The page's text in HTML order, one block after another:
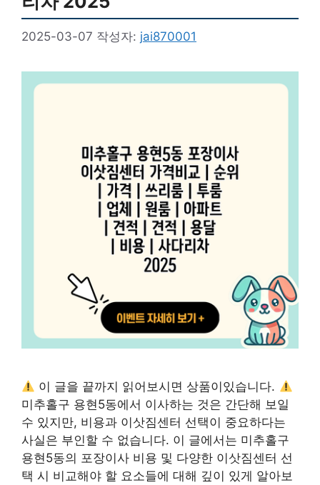
2025-03-07 작성자: jai870001
이 글을 끝까지 읽어보시면 상품이있습니다.
미추홀구 용현5동에서 이사하는 것은 간단해 보일
수 있지만, 비용과 이삿짐센터 선택이 중요하다는
사실은 부인할 수 없습니다. 이 글에서는 미추홀구
용현5동의 포장이사 비용 및 다양한 이삿짐센터 선
택 시 비교해야 할 요소들에 대해 깊이 있게 알아보